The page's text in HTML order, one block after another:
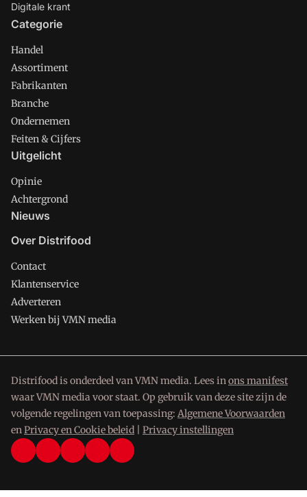
Digitale krant
Categorie
Handel
Assortiment
Fabrikanten
Branche
Ondernemen
Feiten & Cijfers
Uitgelicht
Opinie
Achtergrond
Nieuws
Over Distrifood
Contact
Klantenservice
Adverteren
Werken bij VMN media
Distrifood is onderdeel van VMN media. Lees inons manifest
waar VMN media voor staat. Op gebruik van deze site zijn de
volgende regelingen van toepassing: Algemene Voorwaarden
enPrivacy en Cookie beleid Privacy instellingen